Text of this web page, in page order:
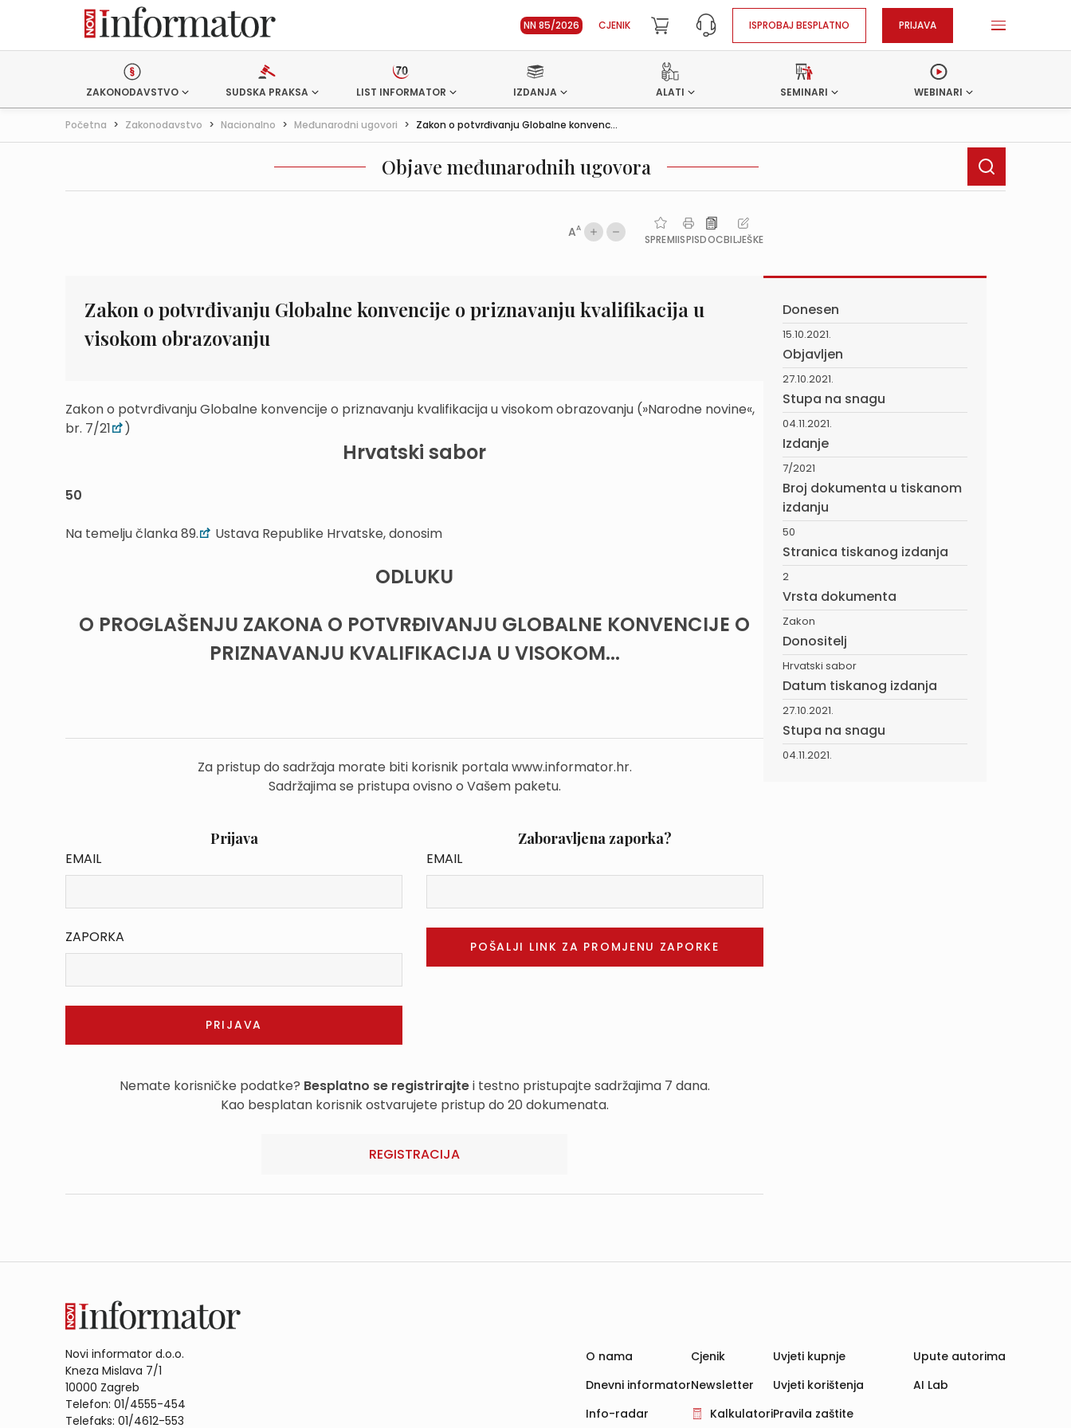
NN 85/2026 CJENIK ISPROBAJ BESPLATNO PRIJAVA
ZAKONODAVSTVO SUDSKA PRAKSA LIST INFORMATOR IZDANJA ALATI SEMINARI WEBINARI
Početna > Zakonodavstvo > Nacionalno > Međunarodni ugovori > Zakon o potvrđivanju Globalne konvenc...
Objave međunarodnih ugovora
AA
SPREMIISPISDOCBILJEŠKE
Zakon o potvrđivanju Globalne konvencije o priznavanju kvalifikacija u
visokom obrazovanju
Zakon o potvrđivanju Globalne konvencije o priznavanju kvalifikacija u visokom obrazovanju (»Narodne novine«,
br. 7/21
)
Hrvatski sabor
50
Na temelju članka 89. Ustava Republike Hrvatske, donosim
ODLUKU
O PROGLAŠENJU ZAKONA O POTVRĐIVANJU GLOBALNE KONVENCIJE O
PRIZNAVANJU KVALIFIKACIJA U VISOKOM...
Za pristup do sadržaja morate biti korisnik portala www.informator.hr.
Sadržajima se pristupa ovisno o Vašem paketu.
Prijava
EMAIL
ZAPORKA
Zaboravljena zaporka?
EMAIL
Nemate korisničke podatke? Besplatno se registrirajtei testno pristupajte sadržajima 7 dana.
Kao besplatan korisnik ostvarujete pristup do 20 dokumenata.
REGISTRACIJA
Donesen
15.10.2021.
Objavljen
27.10.2021.
Stupa na snagu
04.11.2021.
Izdanje
7/2021
Broj dokumenta u tiskanom
izdanju
50
Stranica tiskanog izdanja
2
Vrsta dokumenta
Zakon
Donositelj
Hrvatski sabor
Datum tiskanog izdanja
27.10.2021.
Stupa na snagu
04.11.2021.
Novi informator d.o.o.
Kneza Mislava 7/1
10000 Zagreb
Telefon: 01/4555-454
Telefaks: 01/4612-553
O nama
Dnevni informator
Info-radar
Cjenik
Newsletter
Kalkulatori
Uvjeti kupnje
Uvjeti korištenja
Pravila zaštite
Upute autorima
AI Lab